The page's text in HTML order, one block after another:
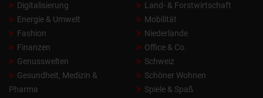
Digitalisierung
Energie & Umwelt
Fashion
Finanzen
Genusswelten
Gesundheit, Medizin &
Pharma
Land- & Forstwirtschaft
Mobilität
Niederlande
Office & Co.
Schweiz
Schöner Wohnen
Spiele & Spaß